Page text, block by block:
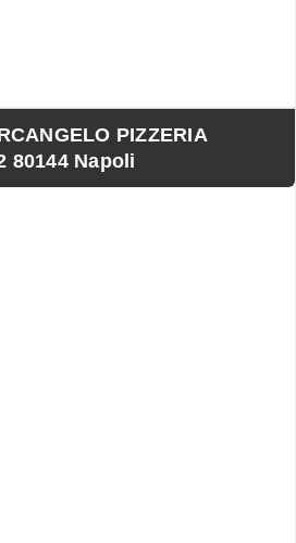
PIZZERIA
80144 Napoli